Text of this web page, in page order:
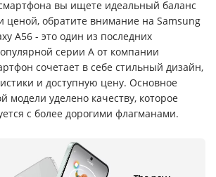
вы ищете идеальный баланс
ценой, обратите внимание на Samsung
A56 - это один из последних
серии A от компании
сочетает в себе стильный дизайн,
и доступную цену. Основное
модели уделено качеству, которое
с более дорогими флагманами.